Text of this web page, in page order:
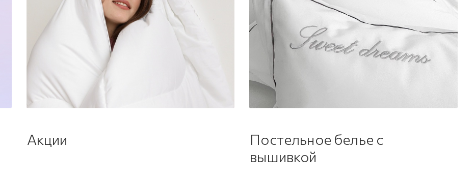
Акции
Постельное белье с
вышивкой